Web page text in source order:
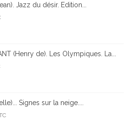
Jazz du désir. Edition...
(Henry de). Les Olympiques. La...
Signes sur la neige....